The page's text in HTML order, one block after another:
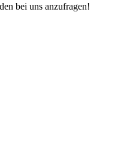
bei uns anzufragen!